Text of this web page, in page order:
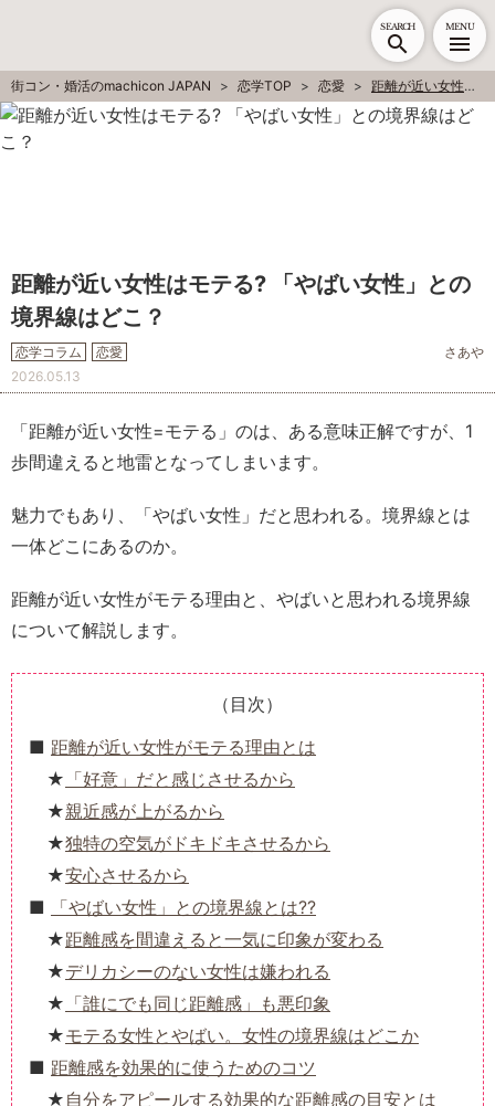
SEARCH MENU
街コン・婚活のmachicon JAPAN 恋学TOP 恋愛 距離が近い女性はモテる? 「やばい女性」との境界線はどこ？
距離が近い女性はモテる? 「やばい女性」との
境界線はどこ？
恋学コラム 恋愛
さあや
2026.05.13
「距離が近い女性=モテる」のは、ある意味正解ですが、1
歩間違えると地雷となってしまいます。
魅力でもあり、「やばい女性」だと思われる。境界線とは
一体どこにあるのか。
距離が近い女性がモテる理由と、やばいと思われる境界線
について解説します。
（目次）
距離が近い女性がモテる理由とは
「好意」だと感じさせるから
親近感が上がるから
独特の空気がドキドキさせるから
安心させるから
「やばい女性」との境界線とは??
距離感を間違えると一気に印象が変わる
デリカシーのない女性は嫌われる
「誰にでも同じ距離感」も悪印象
モテる女性とやばい。女性の境界線はどこか
距離感を効果的に使うためのコツ
自分をアピールする効果的な距離感の目安とは